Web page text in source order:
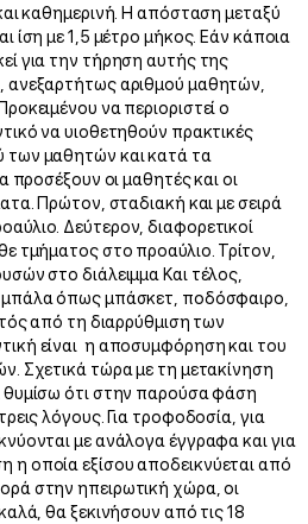
καθημερινή. Η απόσταση μεταξύ
ίση με 1,5 μέτρο μήκος. Εάν κάποια
για την τήρηση αυτής της
αριθμού μαθητών,
να περιοριστεί ο
να υιοθετηθούν πρακτικές
των μαθητών και κατά τα
προσέξουν οι μαθητές και οι
Πρώτον, σταδιακή και με σειρά
Δεύτερον, διαφορετικοί
τμήματος στο προαύλιο. Τρίτον,
στο διάλειμμα Και τέλος,
μπάλα όπως μπάσκετ, ποδόσφαιρο,
από τη διαρρύθμιση των
είναι η αποσυμφόρηση και του
Σχετικά τώρα με τη μετακίνηση
ότι στην παρούσα φάση
λόγους. Για τροφοδοσία, για
με ανάλογα έγγραφα και για
η οποία εξίσου αποδεικνύεται από
στην ηπειρωτική χώρα, οι
θα ξεκινήσουν από τις 18